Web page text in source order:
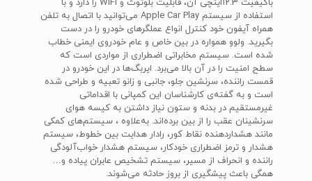
باکیفیت 12.3‌اینچی آن، قابلیت بلوتوث و‌ WIFI‌ را دارد و با
استفاده از سیستم‌ Apple Car Play ‌می‌توانید با اتصال به تلفن
همراه آیفون خود کنترل انواع عملگر‌های خودرو را در دست
بگیرید. ولوو همواره در بین خاص و عام خودروی ایمنی خطاب
شده است. سیستم مخابراتی اضطراری از مواردی است که
سطح امنیت را در آن بالا می‌برد. ایربگ‌ها در این خودرو در
قمست راننده، سرنشین جلو، جانبی و زانو تعبیه و طراحی شده
است و به گفته‌ی کارشناسان این کمپانی با اقداماتی
غیر‌مستقیم در بدنه و ستون نیاز داشتن به کیسه هوای
سرنشینان عقب را از بین برده‌اند. به‌علاوه ، سیستم‌های کمکی
مانند هشدار‌دهنده نقاط کور، رادار هدایت بین خطوط، سیستم
هشدار و ترمز اضطراری خودکار، سیستم هشدار خواب‌آلودگی
راننده و انحراف از مسیر، سیستم تشخیص عابران پیاده و…
همگی باعث پیشگیری از بروز حادثه می‌شوند.